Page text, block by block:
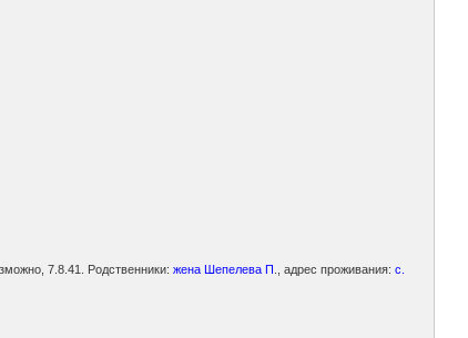
7.8.41. Родственники:жена Шепелева П ., адрес проживания: с.